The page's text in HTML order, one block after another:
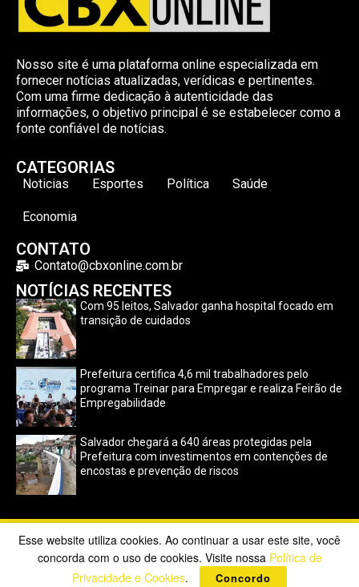
Nosso site é uma plataforma online especializada em
fornecer notícias atualizadas, verídicas e pertinentes.
Com uma firme dedicação à autenticidade das
informações, o objetivo principal é se estabelecer como a
fonte confiável de notícias.
CATEGORIAS
Noticias Esportes Política Saúde
Economia
CONTATO
Contato@cbxonline.com.br
NOTÍCIAS RECENTES
Com 95 leitos, Salvador ganha hospital focado em
transição de cuidados
Prefeitura certifica 4,6 mil trabalhadores pelo
programa Treinar para Empregar e realiza Feirão de
Empregabilidade
Salvador chegará a 640 áreas protegidas pela
Prefeitura com investimentos em contenções de
encostas e prevenção de riscos
Copyright ©2023 CBX Online. Todos os direitos reservados |
Desenvolvido porPoppy Sites.
Esse website utiliza cookies. Ao continuar a usar este site, você
concorda com o uso de cookies. Visite nossa Política de
Privacidade e Cookies. Concordo